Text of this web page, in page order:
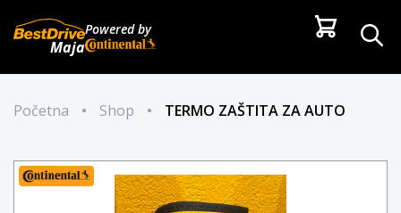
Maja
Powered by
Početna • Shop • TERMO ZAŠTITA ZA AUTO